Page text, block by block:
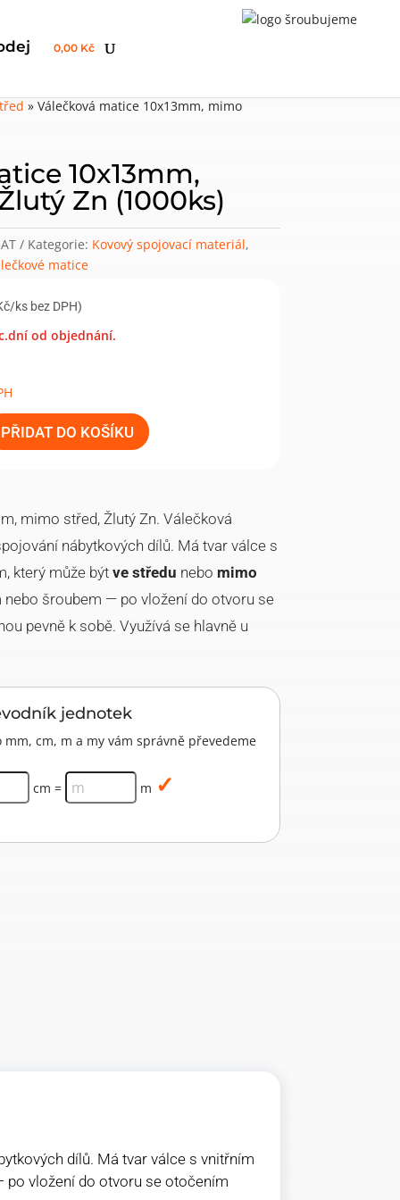
0,00 Kč
»Válečková matice 10x13mm, mimo
10x13mm,
Zn (1000ks)
Kategorie: Kovový spojovací materiál,
matice
ks bez DPH)
od objednání.
PŘIDAT DO KOŠÍKU
mimo střed, Žlutý Zn. Válečková
nábytkových dílů. Má tvar válce s
který může být ve středu nebo mimo
nebo šroubem — po vložení do otvoru se
pevně k sobě. Využívá se hlavně u
jednotek
cm, m a my vám správně převedeme
cm = m
dílů. Má tvar válce s vnitřním
po vložení do otvoru se otočením